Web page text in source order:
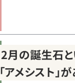
2月の誕生石
「アメシスト」